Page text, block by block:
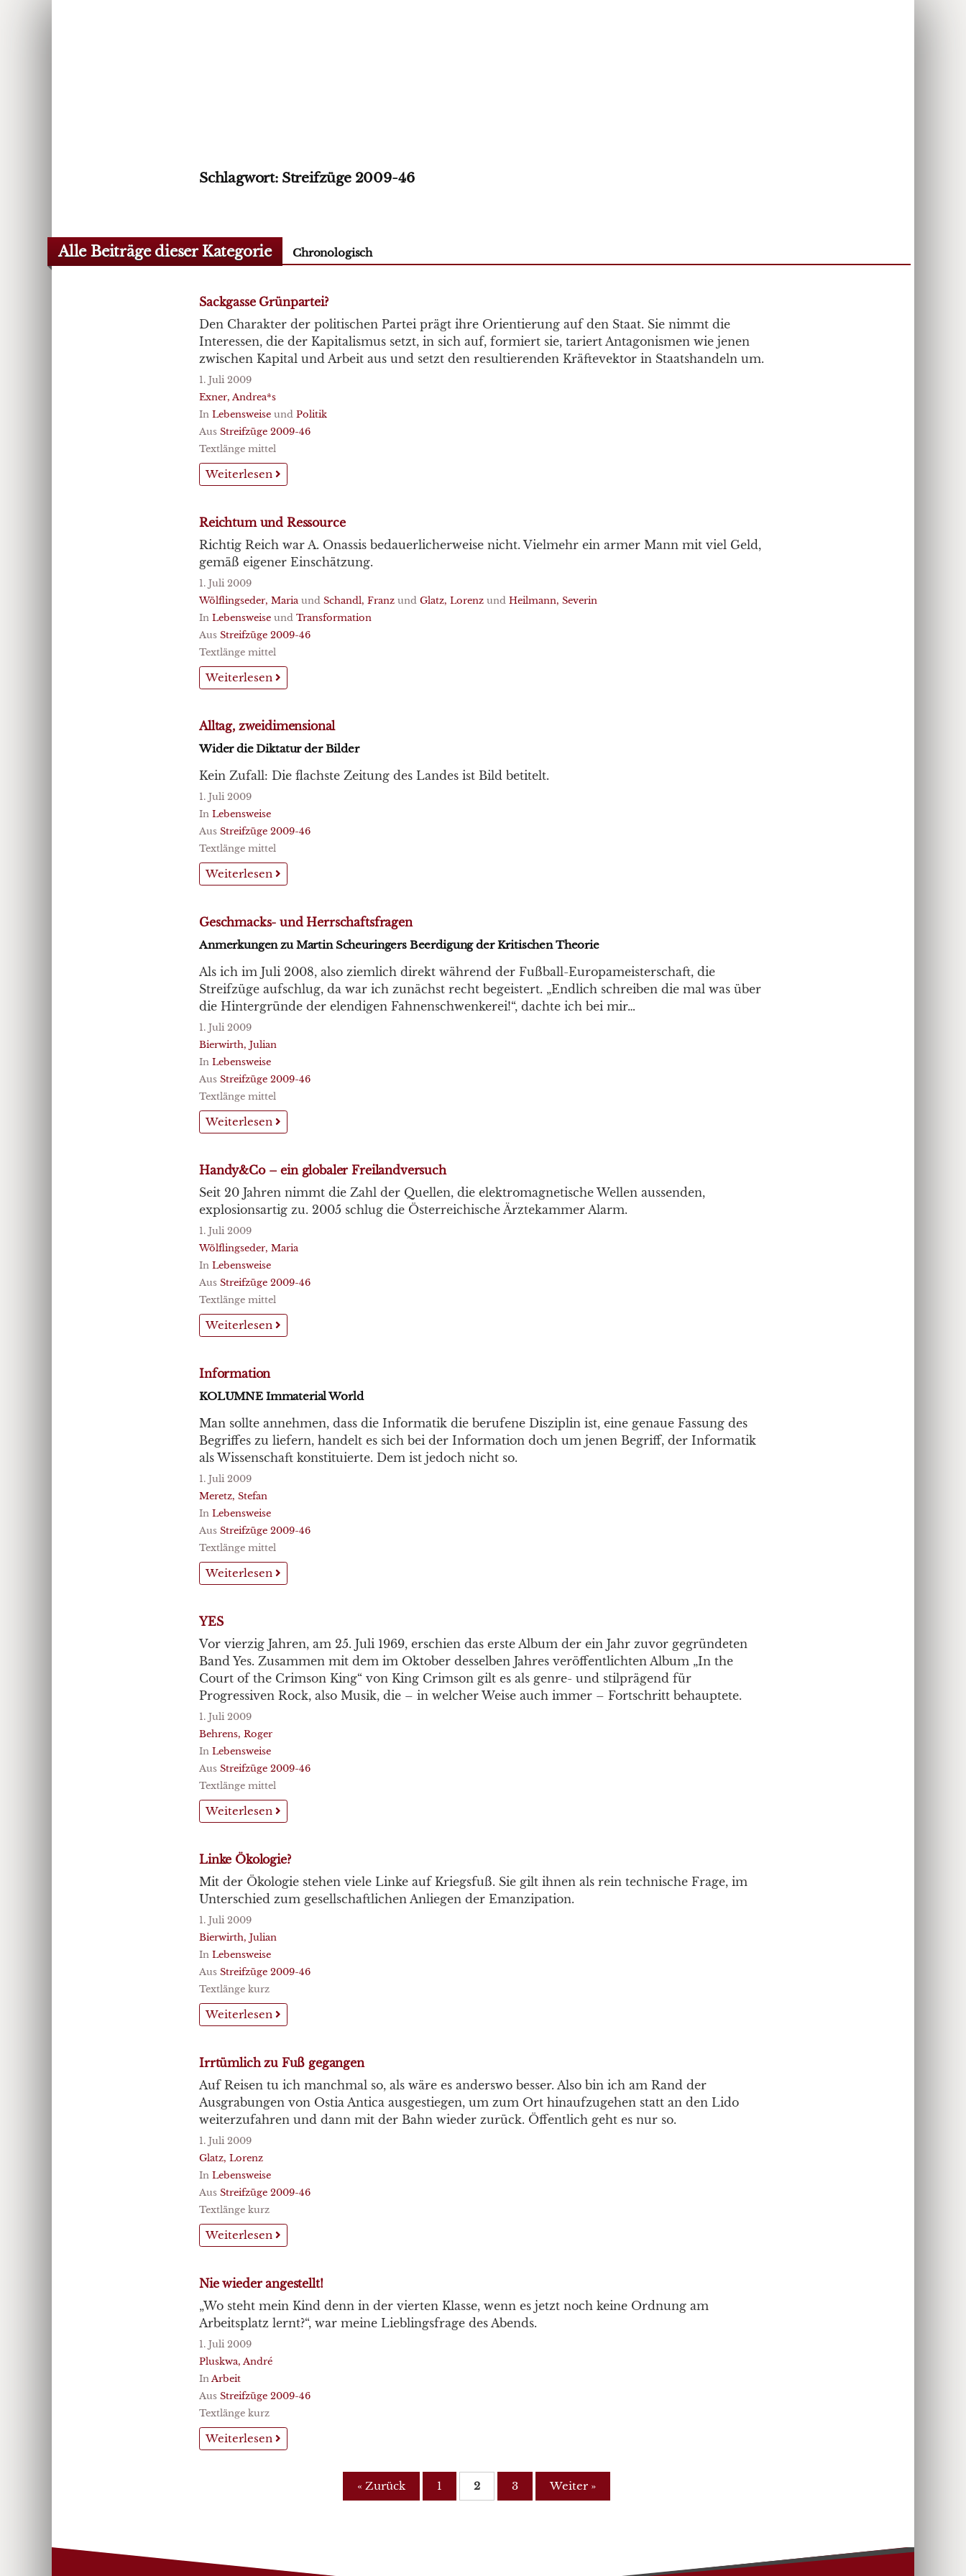
Schlagwort: Streifzüge 2009-46
Alle Beiträge dieser Kategorie Chronologisch
Sackgasse Grünpartei?
Den Charakter der politischen Partei prägt ihre Orientierung auf den Staat. Sie nimmt die
Interessen, die der Kapitalismus setzt, in sich auf, formiert sie, tariert Antagonismen wie jenen
zwischen Kapital und Arbeit aus und setzt den resultierenden Kräftevektor in Staatshandeln um.
1. Juli 2009
Exner, Andrea*s
In Lebensweise und Politik
Aus Streifzüge 2009-46
Textlänge mittel
Weiterlesen
Reichtum und Ressource
Richtig Reich war A. Onassis bedauerlicherweise nicht. Vielmehr ein armer Mann mit viel Geld,
gemäß eigener Einschätzung.
1. Juli 2009
Wölflingseder, Maria und Schandl, Franz und Glatz, Lorenz und Heilmann, Severin
In Lebensweise und Transformation
Aus Streifzüge 2009-46
Textlänge mittel
Weiterlesen
Alltag, zweidimensional
Wider die Diktatur der Bilder
Kein Zufall: Die flachste Zeitung des Landes ist Bild betitelt.
1. Juli 2009
In Lebensweise
Aus Streifzüge 2009-46
Textlänge mittel
Weiterlesen
Geschmacks- und Herrschaftsfragen
Anmerkungen zu Martin Scheuringers Beerdigung der Kritischen Theorie
Als ich im Juli 2008, also ziemlich direkt während der Fußball-Europameisterschaft, die
Streifzüge aufschlug, da war ich zunächst recht begeistert. „Endlich schreiben die mal was über
die Hintergründe der elendigen Fahnenschwenkerei!“, dachte ich bei mir…
1. Juli 2009
Bierwirth, Julian
In Lebensweise
Aus Streifzüge 2009-46
Textlänge mittel
Weiterlesen
Handy&Co – ein globaler Freilandversuch
Seit 20 Jahren nimmt die Zahl der Quellen, die elektromagnetische Wellen aussenden,
explosionsartig zu. 2005 schlug die Österreichische Ärztekammer Alarm.
1. Juli 2009
Wölflingseder, Maria
In Lebensweise
Aus Streifzüge 2009-46
Textlänge mittel
Weiterlesen
Information
KOLUMNE Immaterial World
Man sollte annehmen, dass die Informatik die berufene Disziplin ist, eine genaue Fassung des
Begriffes zu liefern, handelt es sich bei der Information doch um jenen Begriff, der Informatik
als Wissenschaft konstituierte. Dem ist jedoch nicht so.
1. Juli 2009
Meretz, Stefan
In Lebensweise
Aus Streifzüge 2009-46
Textlänge mittel
Weiterlesen
YES
Vor vierzig Jahren, am 25. Juli 1969, erschien das erste Album der ein Jahr zuvor gegründeten
Band Yes. Zusammen mit dem im Oktober desselben Jahres veröffentlichten Album „In the
Court of the Crimson King“ von King Crimson gilt es als genre- und stilprägend für
Progressiven Rock, also Musik, die – in welcher Weise auch immer – Fortschritt behauptete.
1. Juli 2009
Behrens, Roger
In Lebensweise
Aus Streifzüge 2009-46
Textlänge mittel
Weiterlesen
Linke Ökologie?
Mit der Ökologie stehen viele Linke auf Kriegsfuß. Sie gilt ihnen als rein technische Frage, im
Unterschied zum gesellschaftlichen Anliegen der Emanzipation.
1. Juli 2009
Bierwirth, Julian
In Lebensweise
Aus Streifzüge 2009-46
Textlänge kurz
Weiterlesen
Irrtümlich zu Fuß gegangen
Auf Reisen tu ich manchmal so, als wäre es anderswo besser. Also bin ich am Rand der
Ausgrabungen von Ostia Antica ausgestiegen, um zum Ort hinaufzugehen statt an den Lido
weiterzufahren und dann mit der Bahn wieder zurück. Öffentlich geht es nur so.
1. Juli 2009
Glatz, Lorenz
In Lebensweise
Aus Streifzüge 2009-46
Textlänge kurz
Weiterlesen
Nie wieder angestellt!
„Wo steht mein Kind denn in der vierten Klasse, wenn es jetzt noch keine Ordnung am
Arbeitsplatz lernt?“, war meine Lieblingsfrage des Abends.
1. Juli 2009
Pluskwa, André
In Arbeit
Aus Streifzüge 2009-46
Textlänge kurz
Weiterlesen
« Zurück 1 2 3 Weiter »